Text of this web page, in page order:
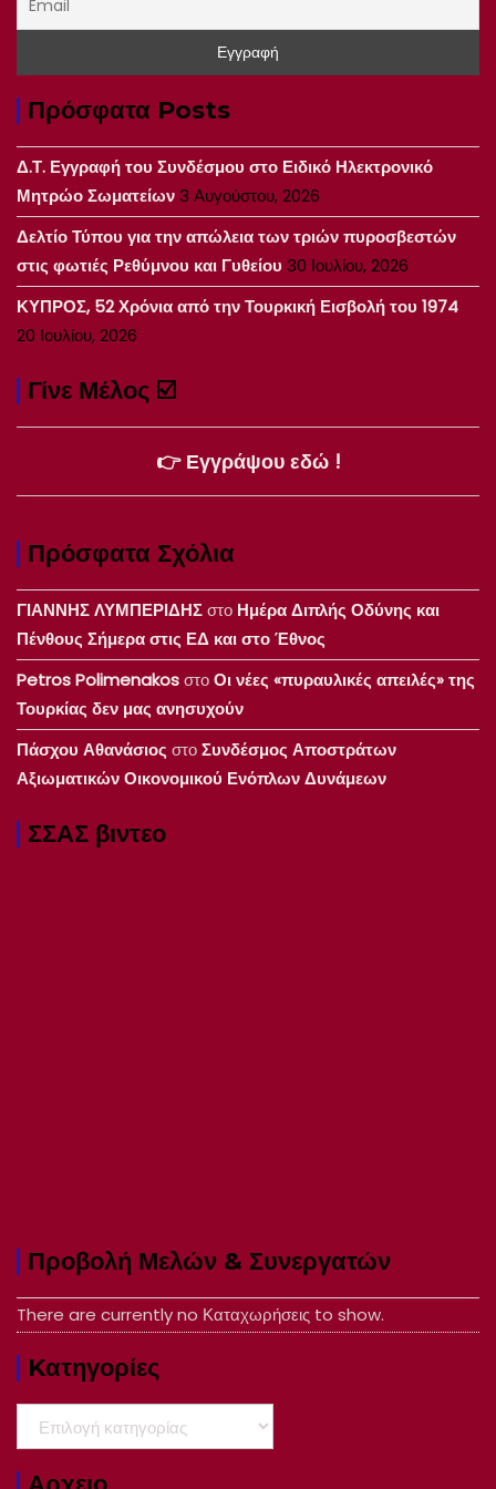
Πρόσφατα Posts
Δ.Τ. Εγγραφή του Συνδέσμου στο Ειδικό Ηλεκτρονικό
Μητρώο Σωματείων3 Αυγούστου, 2026
Δελτίο Τύπου για την απώλεια των τριών πυροσβεστών
στις φωτιές Ρεθύμνου και Γυθείου 30 Ιουλίου, 2026
ΚΥΠΡΟΣ, 52 Χρόνια από την Τουρκική Εισβολή του 1974
20 Ιουλίου, 2026
Γίνε Μέλος ☑️
👉 Εγγράψου εδώ !
Πρόσφατα Σχόλια
ΓΙΑΝΝΗΣ ΛΥΜΠΕΡΙΔΗΣστο Ημέρα Διπλής Οδύνης και
Πένθους Σήμερα στις ΕΔ και στο Έθνος
Petros PolimenakosστοΟι νέες «πυραυλικές απειλές» της
Τουρκίας δεν μας ανησυχούν
Πάσχου ΑθανάσιοςστοΣυνδέσμος Αποστράτων
Αξιωματικών Οικονομικού Ενόπλων Δυνάμεων
ΣΣΑΣ βιντεο
Προβολή Μελών & Συνεργατών
There are currently no Καταχωρήσεις to show.
Kατηγορίες
Kατηγορίες